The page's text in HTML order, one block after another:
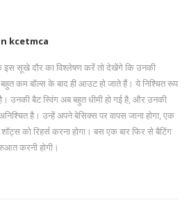
kcetmca
इस सूखे दौर का विश्लेषण करें तो देखेंगे कि उनकी
कम बॉल्स के बाद ही आउट हो जाते हैं। ये निश्चित रूप
उनकी बैट स्विंग अब बहुत धीमी हो गई है, और उनकी
है। उन्हें अपने बेसिक्स पर वापस जाना होगा, एक
को रिहर्स करना होगा। बस एक बार फिर से बैटिंग
करनी होगी।